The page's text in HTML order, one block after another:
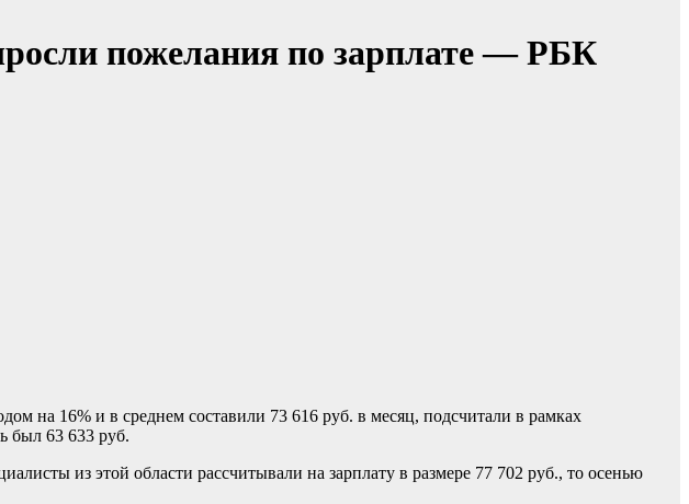
пожелания по зарплате — РБК
на 16% и в среднем составили 73 616 руб. в месяц, подсчитали в рамках
был 63 633 руб.
из этой области рассчитывали на зарплату в размере 77 702 руб., то осенью